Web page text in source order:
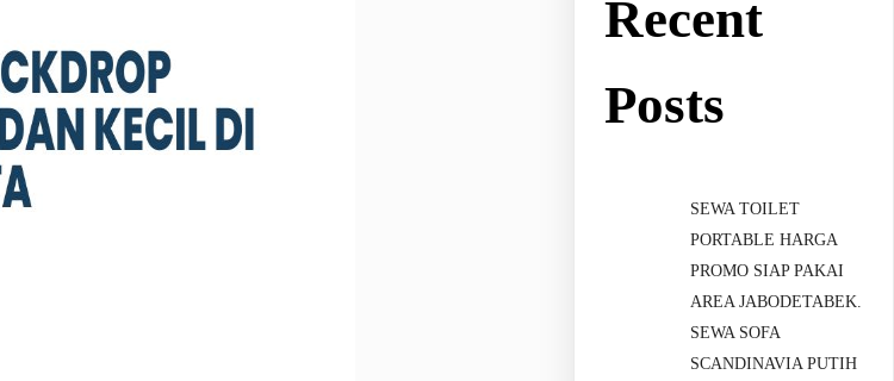
Recent
Posts
SEWA TOILET
PORTABLE HARGA
PROMO SIAP PAKAI
AREA JABODETABEK.
SEWA SOFA
SCANDINAVIA PUTIH